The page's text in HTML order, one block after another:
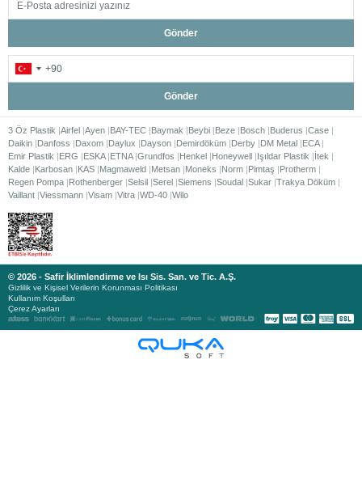
Gönder
Gönder
3 Öz Plastik Airfel Ayen BAY-TEC Baymak Beybi Beze Bosch Buderus Case
Daikin Danfoss Daxom Daylux Dayson Demirdöküm Derby DM Metal ECA
Emir Plastik
ERG ESKA ETNA Grundfos Henkel Honeywell Işıldar Plastik
İtek
Kalde Karbosan KAS Magmaweld Metsan Moneks Norm Pimtaş
Protherm
Regen Pompa Rothenberger Selsil Serel Siemens Soudal Sukar Trakya Döküm
Vaillant Viessmann Visam Vitra WD-40 Wilo
© 2026 - Safir İklimlendirme ve Isı Sis. San. ve Tic. A.Ş.
Gizlilik ve Kişisel Verilerin Korunması Politikası
Kullanım Koşulları
Çerez Ayarları